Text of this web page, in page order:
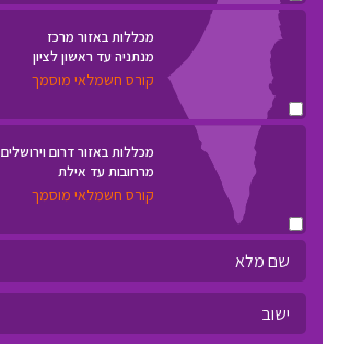
מכללות באזור מרכז
מנתניה עד ראשון לציון
קורס חשמלאי מוסמך
מכללות באזור דרום וירושלים
מרחובות עד אילת
קורס חשמלאי מוסמך